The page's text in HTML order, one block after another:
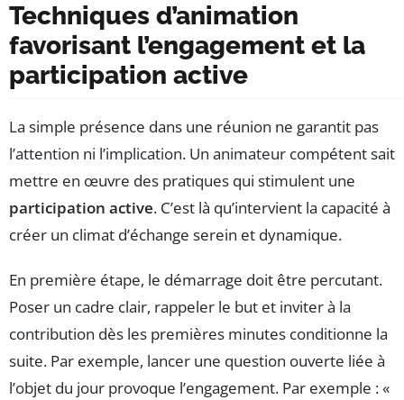
Techniques d’animation
favorisant l’engagement et la
participation active
La simple présence dans une réunion ne garantit pas
l’attention ni l’implication. Un animateur compétent sait
mettre en œuvre des pratiques qui stimulent une
participation active. C’est là qu’intervient la capacité à
créer un climat d’échange serein et dynamique.
En première étape, le démarrage doit être percutant.
Poser un cadre clair, rappeler le but et inviter à la
contribution dès les premières minutes conditionne la
suite. Par exemple, lancer une question ouverte liée à
l’objet du jour provoque l’engagement. Par exemple : «